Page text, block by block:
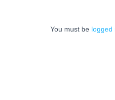
You must be logged